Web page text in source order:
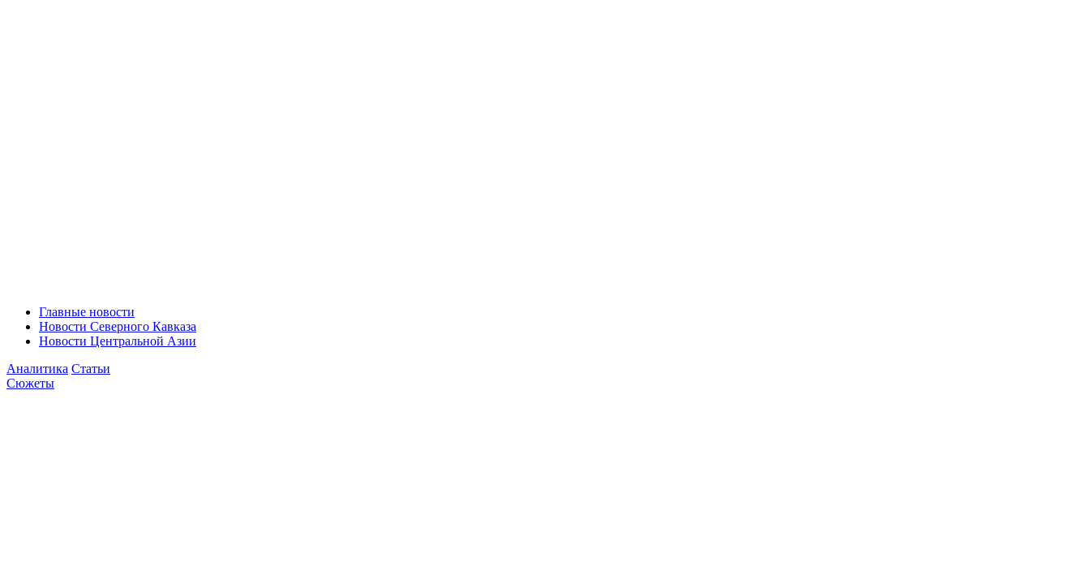
Главные новости
Новости Северного Кавказа
Новости Центральной Азии
Аналитика Статьи
Сюжеты